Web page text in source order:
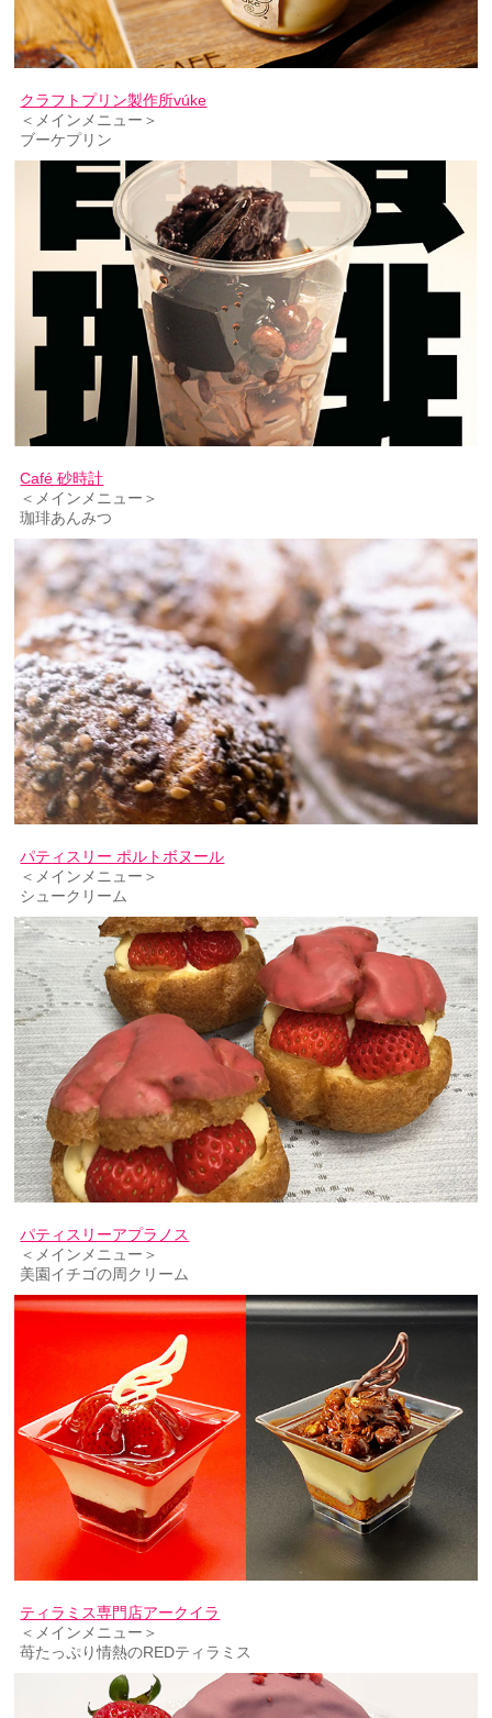
クラフトプリン製作所vúke
＜メインメニュー＞
ブーケプリン
Café 砂時計
＜メインメニュー＞
珈琲あんみつ
パティスリー ポルトボヌール
＜メインメニュー＞
シュークリーム
パティスリーアプラノス
＜メインメニュー＞
美園イチゴの周クリーム
ティラミス専門店アークイラ
＜メインメニュー＞
苺たっぷり情熱のREDティラミス